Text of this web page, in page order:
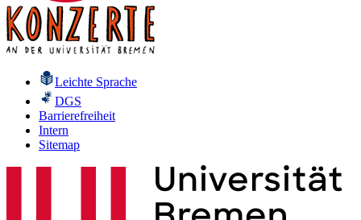
Leichte Sprache
DGS
Barrierefreiheit
Intern
Sitemap